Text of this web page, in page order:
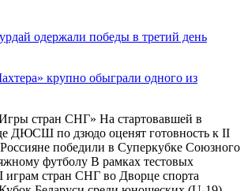
одержали победы в третий день
крупно обыграли одного из
стран СНГ» На стартовавшей в
ДЮСШ по дзюдо оценят готовность к II
победили в Суперкубке Союзного
футболу В рамках тестовых
играм стран СНГ во Дворце спорта